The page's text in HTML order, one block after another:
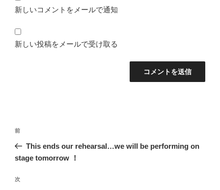
新しいコメントをメールで通知
新しい投稿をメールで受け取る
投
ゲ
前
の
投
前
This ends our rehearsal…we will be performing on
stage tomorrow ！
次
次